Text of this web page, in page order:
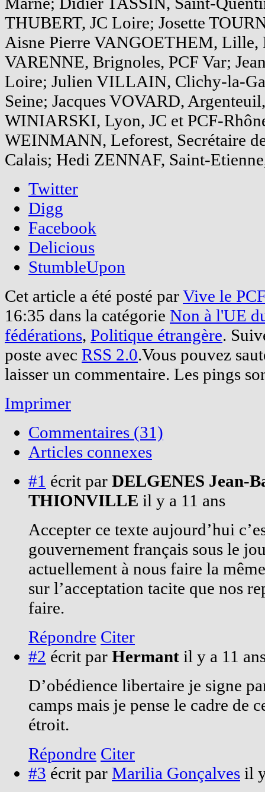
THUBERT, JC Loire; Josette
Aisne Pierre VANGOETHEM, Lille,
VARENNE, Brignoles, PCF Var;
Loire; Julien VILLAIN, Clichy-la-
Seine; Jacques VOVARD,
WINIARSKI, Lyon, JC et PCF-
WEINMANN, Leforest, Secrétaire
Calais; Hedi ZENNAF, Saint-
Twitter
Digg
Facebook
Delicious
StumbleUpon
Cet article a été posté parVive le
16:35 dans la catégorie Non à l'UE
fédérations, Politique étrangère.
poste avec RSS 2.0.Vous pouvez
laisser un commentaire. Les pings
Imprimer
Commentaires (31)
Articles connexes
#1 écrit par DELGENES Jean-
THIONVILLE il y a 11 ans
Accepter ce texte aujourd’hui
gouvernement français sous le
actuellement à nous faire la
sur l’acceptation tacite que nos
faire.
Répondre Citer
#2 écrit par Hermant il y a 11
D’obédience libertaire je signe
camps mais je pense le cadre de
étroit.
Répondre Citer
#3 écrit par Marilia Gonçalves il